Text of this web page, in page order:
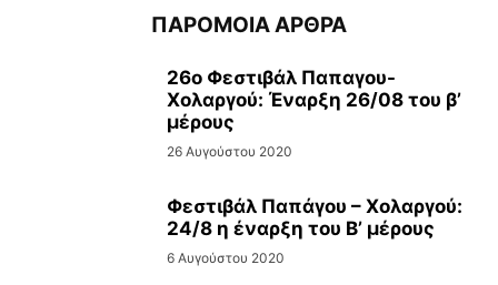
ΠΑΡΟΜΟΙΑ ΑΡΘΡΑ
26ο Φεστιβάλ Παπαγου-
Χολαργού: Έναρξη 26/08 του β’
μέρους
26 Αυγούστου 2020
Φεστιβάλ Παπάγου – Χολαργού:
24/8 η έναρξη του Β’ μέρους
6 Αυγούστου 2020